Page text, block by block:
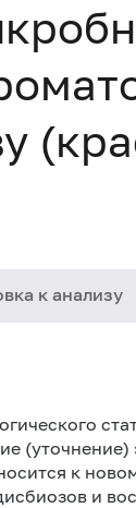
к анализу
к
и